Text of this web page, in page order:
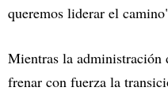
queremos liderar el
Mientras la administración
frenar con fuerza la